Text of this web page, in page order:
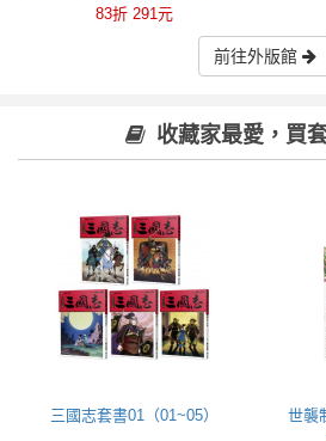
之書，東野圭吾最令人感動落淚
83折 291元
前往外版館
收藏家最愛，買
三國志套書01（01~05）
世襲